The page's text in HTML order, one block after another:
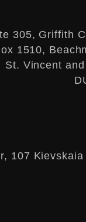
305, Griffith
1510,
St. Vincent
107 Kievskaia